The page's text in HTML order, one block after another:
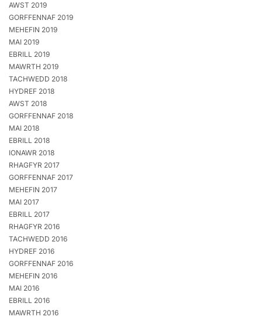
AWST 2019
GORFFENNAF 2019
MEHEFIN 2019
MAI 2019
EBRILL 2019
MAWRTH 2019
TACHWEDD 2018
HYDREF 2018
AWST 2018
GORFFENNAF 2018
MAI 2018
EBRILL 2018
IONAWR 2018
RHAGFYR 2017
GORFFENNAF 2017
MEHEFIN 2017
MAI 2017
EBRILL 2017
RHAGFYR 2016
TACHWEDD 2016
HYDREF 2016
GORFFENNAF 2016
MEHEFIN 2016
MAI 2016
EBRILL 2016
MAWRTH 2016